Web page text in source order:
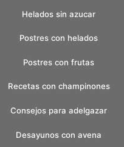
Helados sin azucar
Postres con helados
Postres con frutas
Recetas con champinones
Consejos para adelgazar
Desayunos con avena